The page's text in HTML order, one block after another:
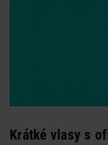
Krátké vlasy s